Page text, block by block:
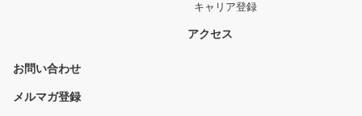
キャリア登録
アクセス
お問い合わせ
メルマガ登録